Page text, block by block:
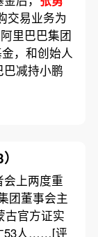
交易业务为
里巴巴集团
，和创始人
减持小鹏
上两度重
团董事会主
古官方证实
53人……[评